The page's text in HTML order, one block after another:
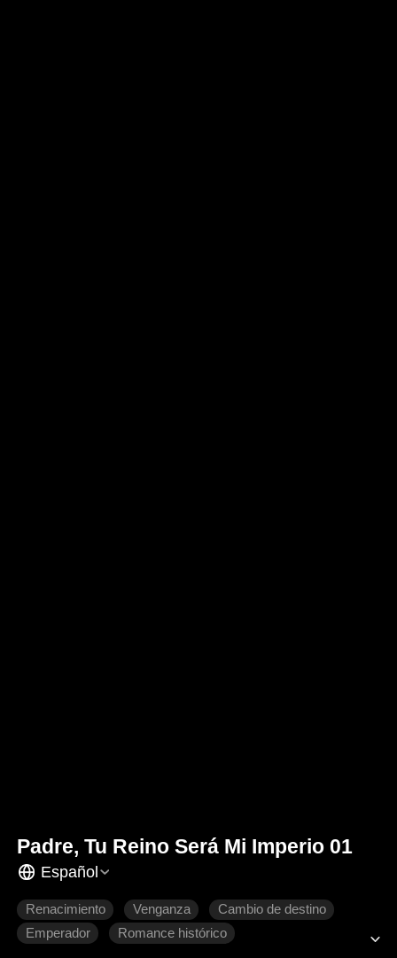
Padre, Tu Reino Será Mi Imperio 01
Español
Renacimiento Venganza
Cambio de destino
Emperador
Romance histórico